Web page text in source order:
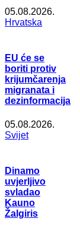
05.08.2026.
Hrvatska
EU će se
boriti protiv
krijumčarenja
migranata i
dezinformacija
05.08.2026.
Svijet
Dinamo
uvjerljivo
svladao
Kauno
Žalgiris